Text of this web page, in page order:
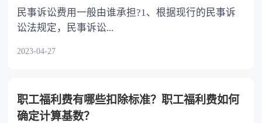
民事诉讼费用一般由谁承担?1、根据现行的民事诉
讼法规定，民事诉讼...
2023-04-27
职工福利费有哪些扣除标准？职工福利费如何
确定计算基数？